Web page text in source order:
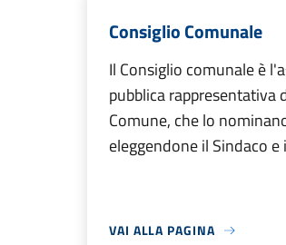
Consiglio Comunale
Il Consiglio comunale è
pubblica rappresentativa
Comune, che lo
eleggendone il Sindaco e
VAI ALLA PAGINA